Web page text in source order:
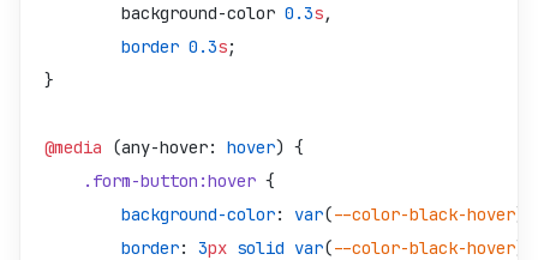
        background-color
0.3s,
        border
0.3s;
}
@media (any-hover: hover) {
    .form-button:hover
{
        background-color
: var(--color-black-hover);
        border
: 3px solid var(--color-black-hover);